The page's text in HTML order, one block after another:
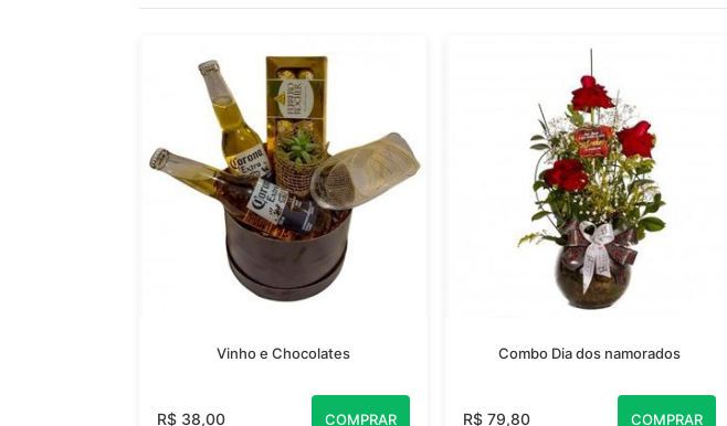
Vinho e Chocolates
R$ 38,00 COMPRAR
Combo Dia dos namorados
R$ 79,80 COMPRAR